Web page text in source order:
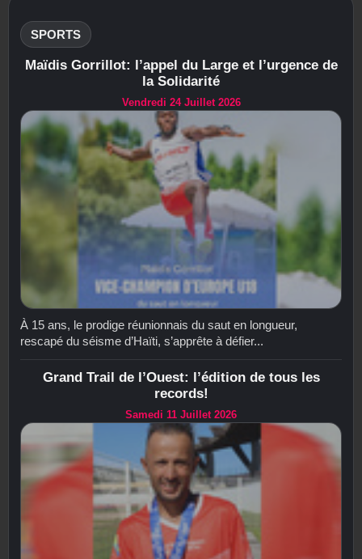
SPORTS
Maïdis Gorrillot: l’appel du Large et l’urgence de
la Solidarité
Vendredi 24 Juillet 2026
À 15 ans, le prodige réunionnais du saut en longueur,
rescapé du séisme d’Haïti, s’apprête à défier...
Grand Trail de l’Ouest: l’édition de tous les
records!
Samedi 11 Juillet 2026